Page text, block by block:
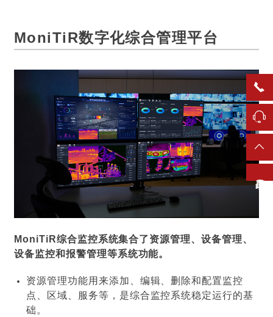
MoniTiR数字化综合管理平台
MoniTiR综合监控系统集合了资源管理、设备管理、
设备监控和报警管理等系统功能。
资源管理功能用来添加、编辑、删除和配置监控
点、区域、服务等，是综合监控系统稳定运行的基
础。